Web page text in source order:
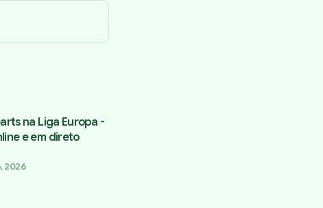
na Liga Europa -
e em direto
2026